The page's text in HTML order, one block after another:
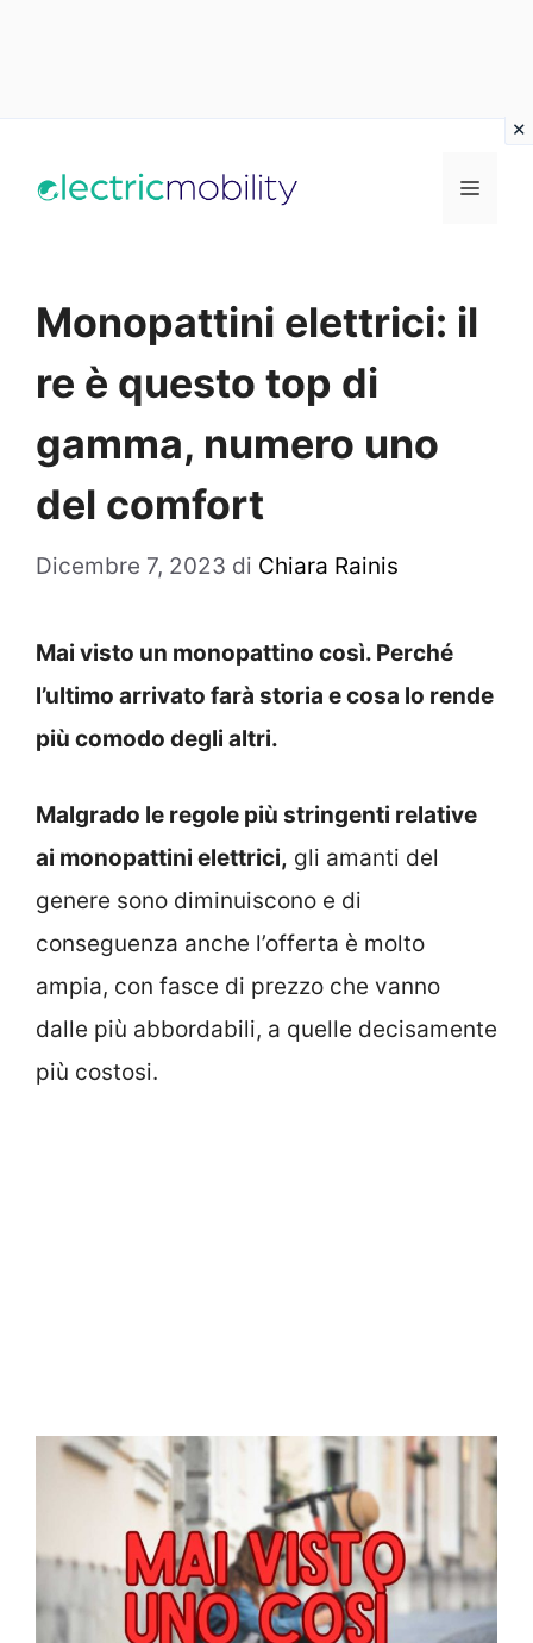
Menu
Monopattini elettrici: il
re è questo top di
gamma, numero uno
del comfort
Dicembre 7, 2023 di Chiara Rainis
Mai visto un monopattino così. Perché
l’ultimo arrivato farà storia e cosa lo rende
più comodo degli altri.
Malgrado le regole più stringenti relative
ai monopattini elettrici, gli amanti del
genere sono diminuiscono e di
conseguenza anche l’offerta è molto
ampia, con fasce di prezzo che vanno
dalle più abbordabili, a quelle decisamente
più costosi.